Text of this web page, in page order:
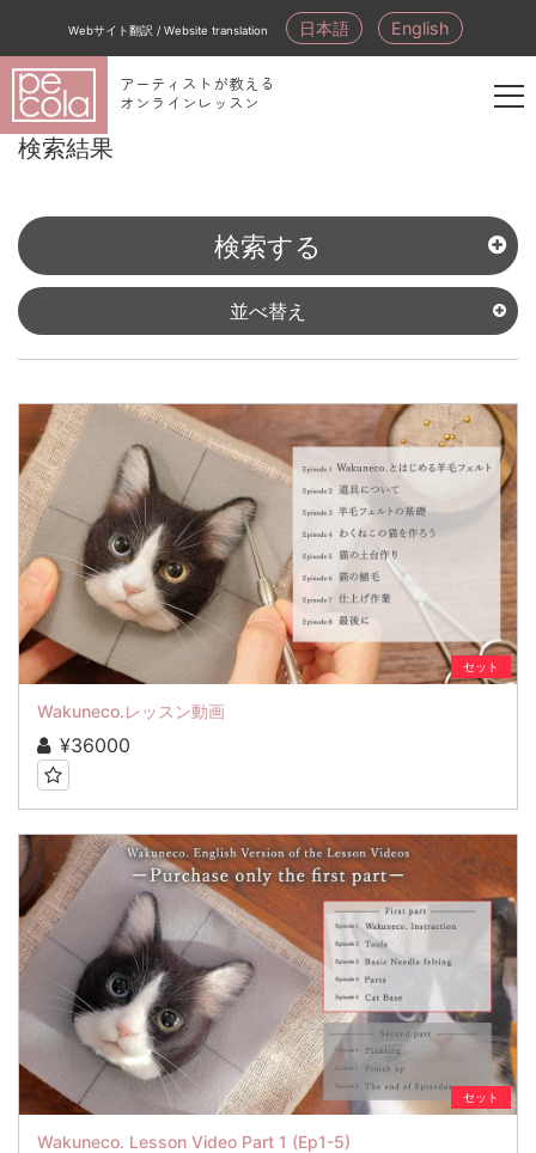
Webサイト翻訳 / Website translation 日本語 English
アーティストが教える
オンラインレッスン
員
登
録
検索結果
検索する
並べ替え
セット
Wakuneco.レッスン動画
¥36000
セット
Wakuneco. Lesson Video Part 1 (Ep1-5)